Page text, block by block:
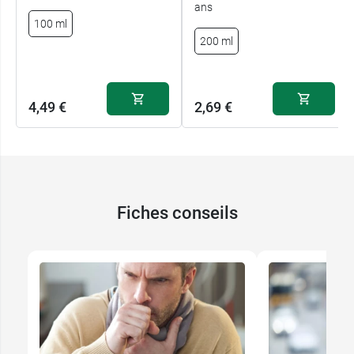
des médicaments pouvant provoquer des
saignements gastro-intestinaux.
autres médicaments à base de
carbocistéine.
La quantité d’alcool dans ce médicament peut
modifier l'effet d’autres médicaments.
ce médicamentne doit pas être pris pendant
l'allaitement ou la grossesse.
Effets secondaires du sirop
Bronchokod EG Labo conseil
Le sirop Bronchokod pourrait entraîner des effets
secondaires chez certaines personnes.
100 ml
4,49 €
ans
200 ml
2,69 €
Fiches conseils